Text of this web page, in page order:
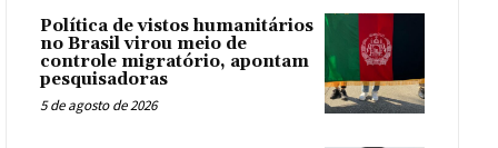
Política de vistos humanitários
no Brasil virou meio de
controle migratório, apontam
pesquisadoras
5 de agosto de 2026